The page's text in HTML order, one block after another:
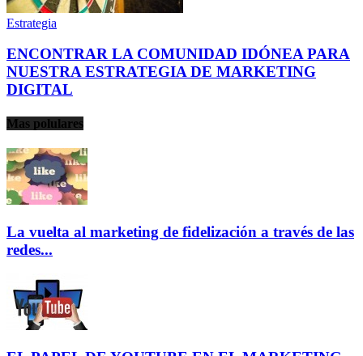
Estrategia
ENCONTRAR LA COMUNIDAD IDÓNEA PARA
NUESTRA ESTRATEGIA DE MARKETING
DIGITAL
Mas polulares
La vuelta al marketing de fidelización a través de las
redes...